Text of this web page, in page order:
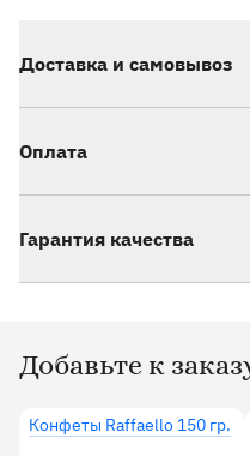
Доставка и самовывоз
Оплата
Гарантия качества
Дополнительные товары
Добавьте к
Конфеты Raffaello 150 гр.